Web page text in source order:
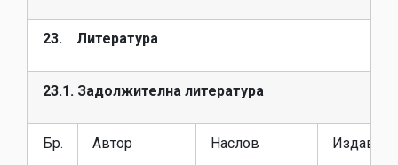
23. Литература
23.1. Задолжителна литература
Бр. Автор Наслов Издавач